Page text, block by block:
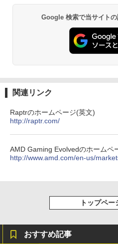
￥5,990
ンク
るーとゅーす
セリング 自
付き 防水 タ
[Explicit]
￥250
￥250
富士山の天然
ウォーター
ットル
￥1,380
by Amazon
￥1,117
コカ・コーラ
ベルレス
エース)
￥832
クス
￥572
￥810
Google 検索で当サイト
関連リンク
Raptrのホームページ(英文)
http://raptr.com/
AMD Gaming Evolvedのホームペ
http://www.amd.com/en-us/
トップペー
おすすめ記事